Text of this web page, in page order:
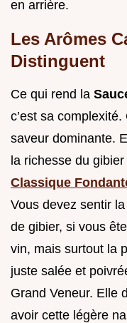
en arrière.
Les Arômes
Distinguent
Ce qui rend la
c’est sa
saveur dominante.
la richesse du
Classique
Vous devez sentir
de gibier, si vous
vin, mais surtout la
juste salée et
Grand Veneur. Elle
avoir cette légère